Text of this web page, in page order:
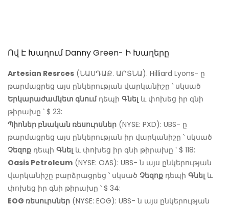
Ով Է Խաղում Danny Green- Ի Խաղերը
Artesian Resrces (ՆԱՍԴԱՔ. ԱՐՏՆԱ). Hilliard Lyons- ը
թարմացրեց այս ընկերության վարկանիշը ՝ սկսած
Երկարաժամկետ գնումդեպի Գնել և փոխեց իր գնի
թիրախը ՝ $ 23:
Պիոներ բնական ռեսուրսներ (NYSE: PXD): UBS- ը
թարմացրեց այս ընկերության իր վարկանիշը ՝ սկսած
Չեզոք դեպի Գնել և փոխեց իր գնի թիրախը ՝ $ 118:
Oasis Petroleum (NYSE: OAS): UBS- ն այս ընկերության
վարկանիշը բարձրացրեց ՝ սկսած Չեզոք դեպի Գնել և
փոխեց իր գնի թիրախը ՝ $ 34:
EOG ռեսուրսներ (NYSE: EOG): UBS- ն այս ընկերության